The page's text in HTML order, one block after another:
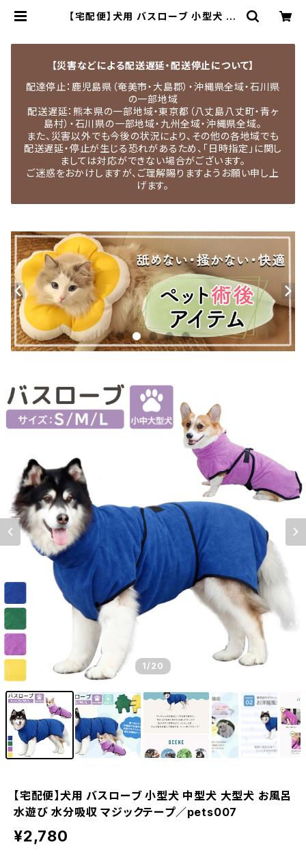
【宅配便】犬用 バスローブ 小型犬 中
品・猫服・ドッグウェア
【災害などによる配送遅延・配送停止について】
配達停止：鹿児島県（奄美市・大島郡）・沖縄県全域・石川県
の一部地域
配送遅延：熊本県の一部地域・東京都（八丈島八丈町・青ヶ
島村）・石川県の一部地域・九州全域・沖縄県全域。
また、災害以外でも今後の状況により、その他の各地域でも
配送遅延・停止が生じる恐れがあるため、「日時指定」に関し
ましては対応ができない場合がございます。
ご迷惑をおかけしますが、ご理解賜りますようお願い申し上
げます。
1 /20
【宅配便】犬用 バスローブ 小型犬 中型犬 大型犬 お風呂
水遊び 水分吸収 マジックテープ／pets007
¥2,780